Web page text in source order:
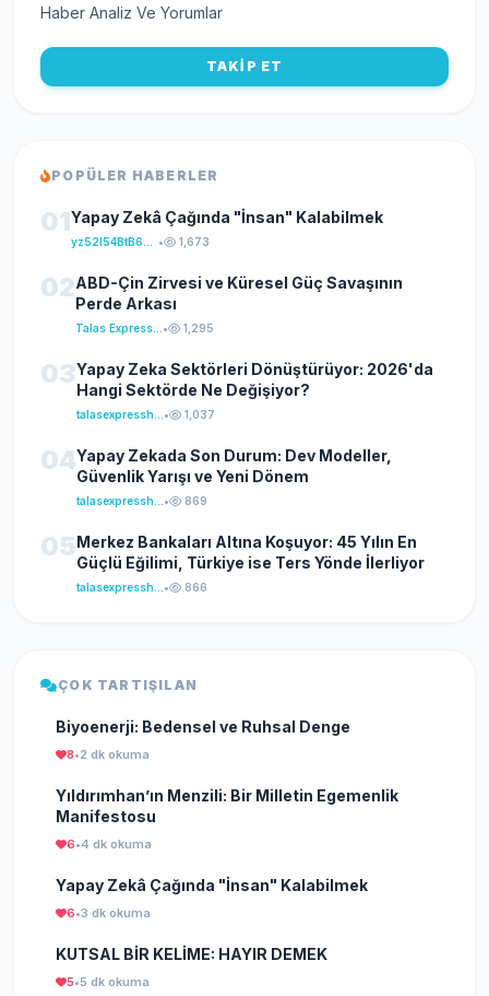
Haber Analiz Ve Yorumlar
TAKİP ET
POPÜLER HABERLER
01Yapay Zekâ Çağında "İnsan" Kalabilmek
• 1,673
02ABD-Çin Zirvesi ve Küresel Güç Savaşının
Perde Arkası
• 1,295
03Yapay Zeka Sektörleri Dönüştürüyor: 2026'da
Hangi Sektörde Ne Değişiyor?
• 1,037
04Yapay Zekada Son Durum: Dev Modeller,
Güvenlik Yarışı ve Yeni Dönem
• 869
05Merkez Bankaları Altına Koşuyor: 45 Yılın En
Güçlü Eğilimi, Türkiye ise Ters Yönde İlerliyor
• 866
ÇOK TARTIŞILAN
Biyoenerji: Bedensel ve Ruhsal Denge
8•2 dk okuma
Yıldırımhan’ın Menzili: Bir Milletin Egemenlik
Manifestosu
6•4 dk okuma
Yapay Zekâ Çağında "İnsan" Kalabilmek
6•3 dk okuma
KUTSAL BİR KELİME: HAYIR DEMEK
5•5 dk okuma